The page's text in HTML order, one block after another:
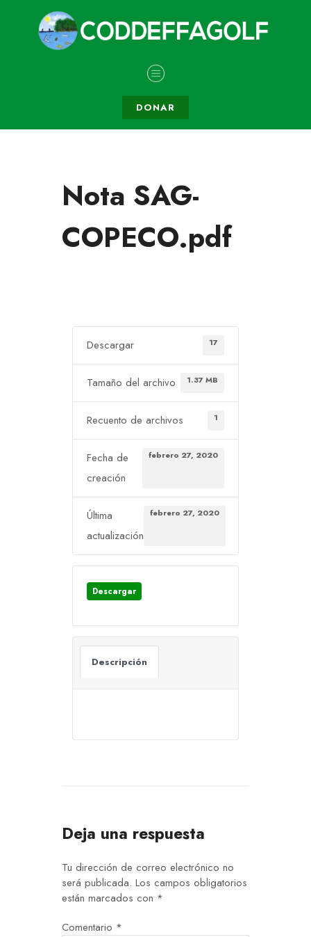
DONAR
Nota SAG-
COPECO.pdf
Descargar 17
Tamaño del archivo 1.37 MB
Recuento de archivos 1
Fecha de
creación
febrero 27, 2020
Última
actualización
febrero 27, 2020
Descargar
Descripción
Deja una respuesta
Tu dirección de correo electrónico no
será publicada. Los campos obligatorios
están marcados con *
Comentario *